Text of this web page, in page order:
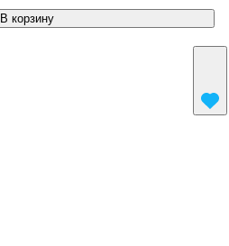
В корзину